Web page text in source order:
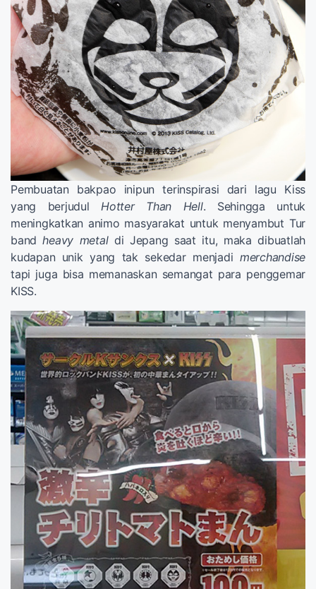
Pembuatan bakpao inipun terinspirasi dari lagu Kiss
yang berjudul Hotter Than Hell. Sehingga untuk
meningkatkan animo masyarakat untuk menyambut Tur
bandheavy metaldi Jepang saat itu, maka dibuatlah
kudapan unik yang tak sekedar menjadi merchandise
tapi juga bisa memanaskan semangat para penggemar
KISS.